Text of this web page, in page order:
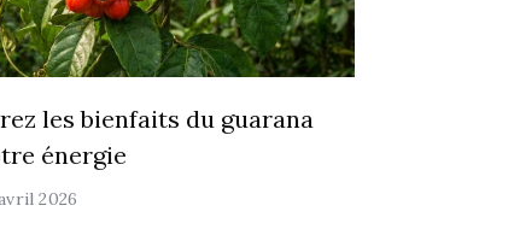
les bienfaits du guarana
énergie
2026